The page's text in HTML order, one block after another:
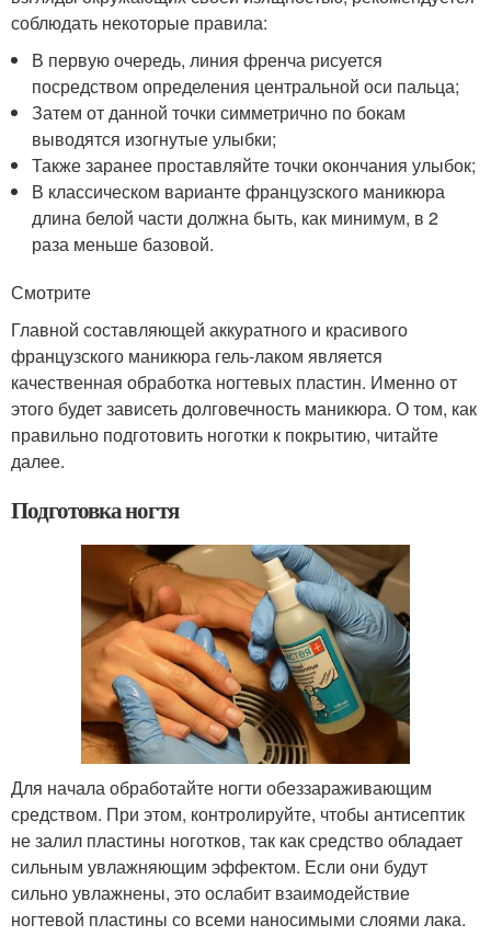
соблюдать некоторые правила:
В первую очередь, линия френча рисуется
посредством определения центральной оси пальца;
Затем от данной точки симметрично по бокам
выводятся изогнутые улыбки;
Также заранее проставляйте точки окончания улыбок;
В классическом варианте французского маникюра
длина белой части должна быть, как минимум, в 2
раза меньше базовой.
Смотрите
Главной составляющей аккуратного и красивого
французского маникюра гель-лаком является
качественная обработка ногтевых пластин. Именно от
этого будет зависеть долговечность маникюра. О том, как
правильно подготовить ноготки к покрытию, читайте
далее.
Подготовка ногтя
Для начала обработайте ногти обеззараживающим
средством. При этом, контролируйте, чтобы антисептик
не залил пластины ноготков, так как средство обладает
сильным увлажняющим эффектом. Если они будут
сильно увлажнены, это ослабит взаимодействие
ногтевой пластины со всеми наносимыми слоями лака.